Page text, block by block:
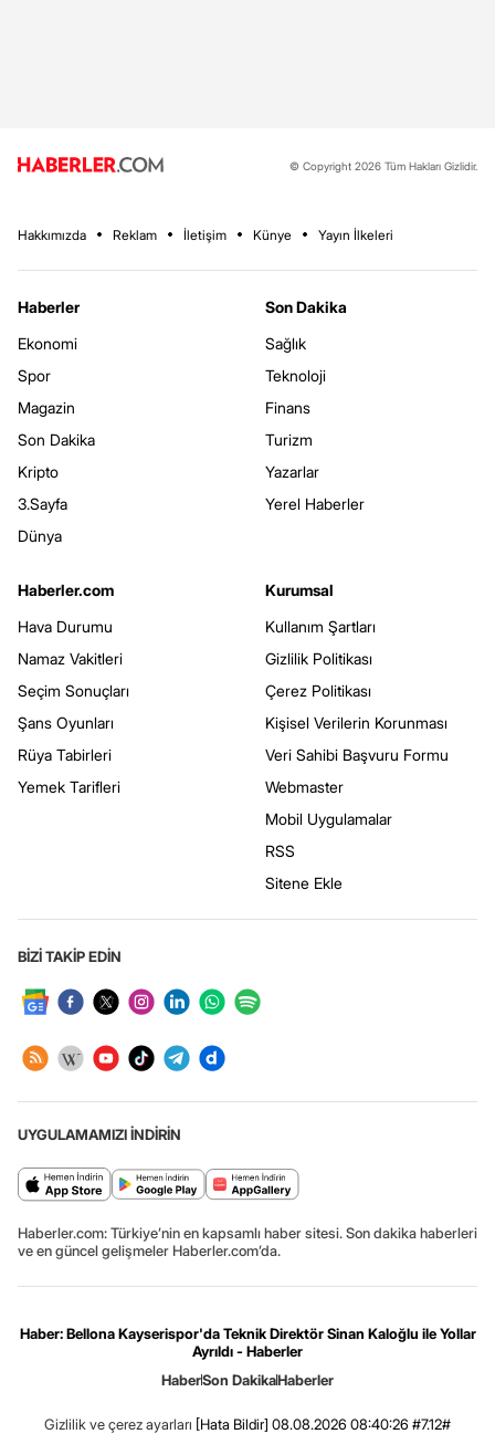
© Copyright 2026 Tüm Hakları Gizlidir.
Hakkımızda Reklam İletişim Künye Yayın İlkeleri
Haberler
Ekonomi
Spor
Magazin
Son Dakika
Kripto
3.Sayfa
Dünya
Son Dakika
Sağlık
Teknoloji
Finans
Turizm
Yazarlar
Yerel Haberler
Haberler.com
Hava Durumu
Namaz Vakitleri
Seçim Sonuçları
Şans Oyunları
Rüya Tabirleri
Yemek Tarifleri
Kurumsal
Kullanım Şartları
Gizlilik Politikası
Çerez Politikası
Kişisel Verilerin Korunması
Veri Sahibi Başvuru Formu
Webmaster
Mobil Uygulamalar
RSS
Sitene Ekle
BİZİ TAKİP EDİN
UYGULAMAMIZI İNDİRİN
Haberler.com: Türkiye’nin en kapsamlı haber sitesi. Son dakika haberleri
ve en güncel gelişmeler Haberler.com’da.
Haber: Bellona Kayserispor'da Teknik Direktör Sinan Kaloğlu ile Yollar
Ayrıldı - Haberler
HaberSon DakikaHaberler
Gizlilik ve çerez ayarları [Hata Bildir] 08.08.2026 08:40:26 #7.12#